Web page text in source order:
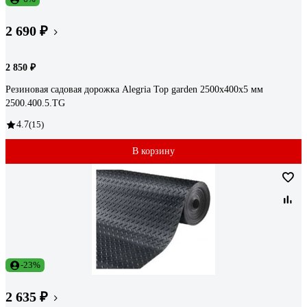
2 690 ₽
2 850 ₽
Резиновая садовая дорожка Alegria Top garden 2500x400x5 мм
2500.400.5.TG
4.7(15)
В корзину
-23%
2 635 ₽